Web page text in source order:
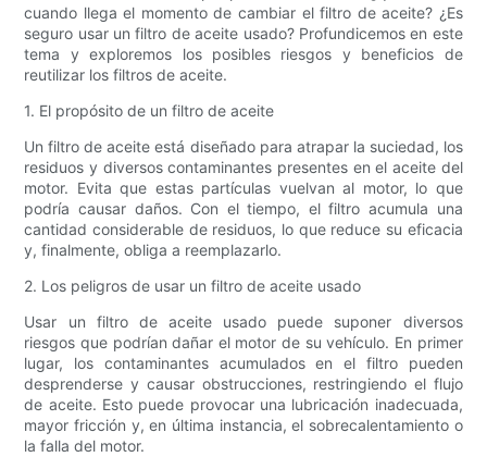
cuando llega el momento de cambiar el filtro de aceite? ¿Es
seguro usar un filtro de aceite usado? Profundicemos en este
tema y exploremos los posibles riesgos y beneficios de
reutilizar los filtros de aceite.
1. El propósito de un filtro de aceite
Un filtro de aceite está diseñado para atrapar la suciedad, los
residuos y diversos contaminantes presentes en el aceite del
motor. Evita que estas partículas vuelvan al motor, lo que
podría causar daños. Con el tiempo, el filtro acumula una
cantidad considerable de residuos, lo que reduce su eficacia
y, finalmente, obliga a reemplazarlo.
2. Los peligros de usar un filtro de aceite usado
Usar un filtro de aceite usado puede suponer diversos
riesgos que podrían dañar el motor de su vehículo. En primer
lugar, los contaminantes acumulados en el filtro pueden
desprenderse y causar obstrucciones, restringiendo el flujo
de aceite. Esto puede provocar una lubricación inadecuada,
mayor fricción y, en última instancia, el sobrecalentamiento o
la falla del motor.